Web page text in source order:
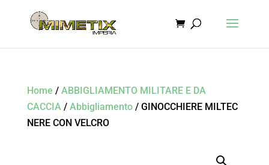
Home / ABBIGLIAMENTO MILITARE E DA
CACCIA/ Abbigliamento/ GINOCCHIERE MILTEC
NERE CON VELCRO